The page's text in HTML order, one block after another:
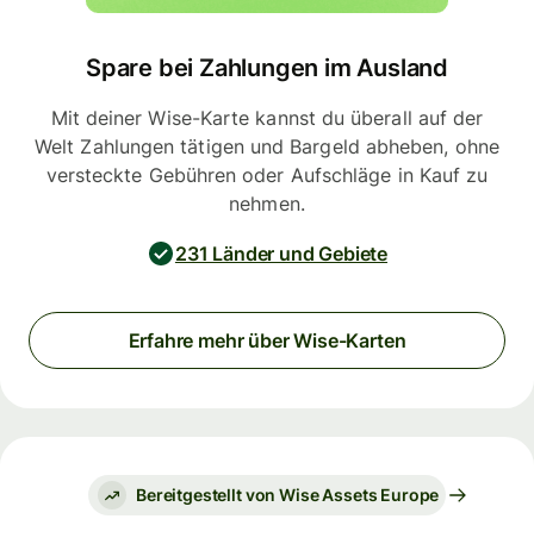
Spare bei Zahlungen im Ausland
Mit deiner Wise-Karte kannst du überall auf der
Welt Zahlungen tätigen und Bargeld abheben, ohne
versteckte Gebühren oder Aufschläge in Kauf zu
nehmen.
231 Länder und Gebiete
Erfahre mehr über Wise-Karten
Bereitgestellt von Wise Assets Europe